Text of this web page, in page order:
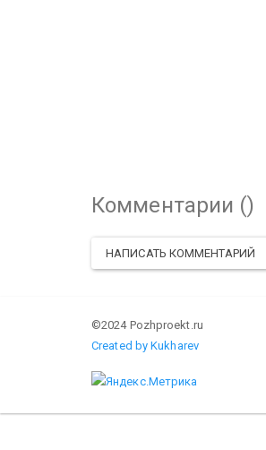
Комментарии ()
НАПИСАТЬ КОММЕНТАРИЙ
©2024 Pozhproekt.ru
Created by Kukharev